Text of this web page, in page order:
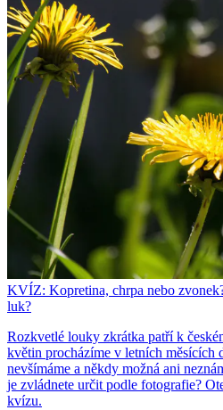
KVÍZ: Kopretina, chrpa nebo
luk?
Rozkvetlé louky zkrátka patří k
květin procházíme v letních měsících
nevšímáme a někdy možná ani
je zvládnete určit podle fotografie?
kvízu.